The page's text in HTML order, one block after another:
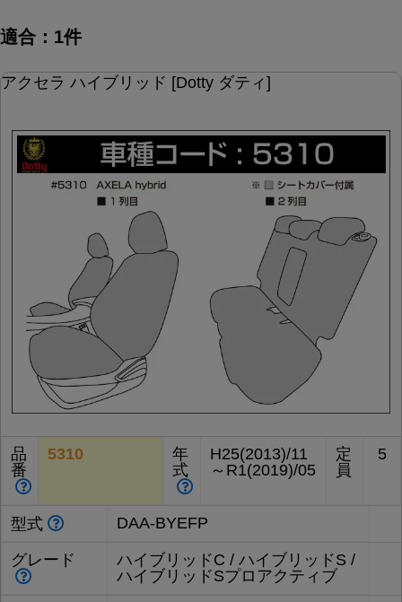
適合：1件
アクセラ ハイブリッド [Dotty ダティ]
品
番
5310
年
式
H25(2013)/11
～R1(2019)/05
定
員
5
型式
DAA-BYEFP
グレード
ハイブリッドC / ハイブリッドS /
ハイブリッドSプロアクティブ